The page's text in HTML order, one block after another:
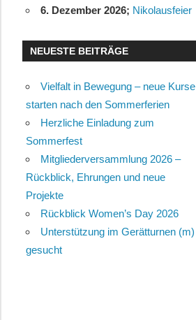
6. Dezember 2026; Nikolausfeier
NEUESTE BEITRÄGE
Vielfalt in Bewegung – neue Kurse
starten nach den Sommerferien
Herzliche Einladung zum
Sommerfest
Mitgliederversammlung 2026 –
Rückblick, Ehrungen und neue
Projekte
Rückblick Women’s Day 2026
Unterstützung im Gerätturnen (m)
gesucht